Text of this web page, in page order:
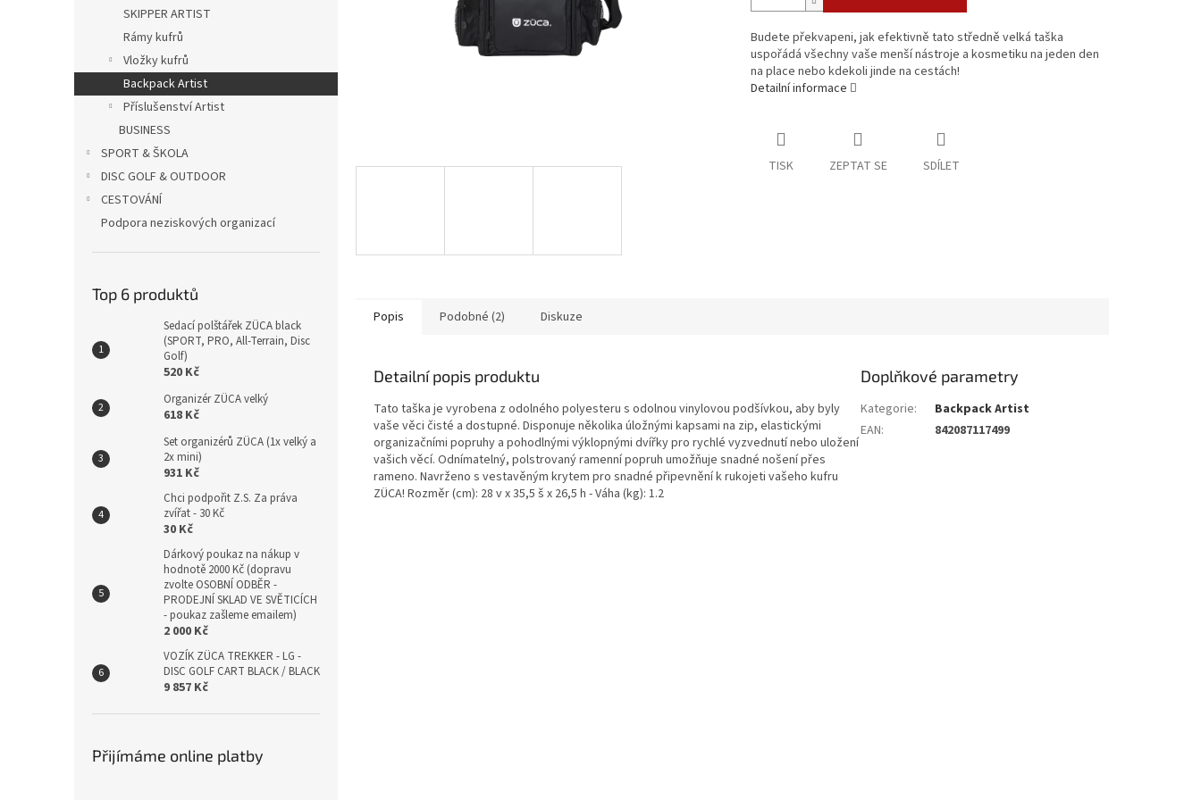
SKIPPER ARTIST
Rámy kufrů
Vložky kufrů
Backpack Artist
Příslušenství Artist
BUSINESS
SPORT & ŠKOLA
DISC GOLF & OUTDOOR
CESTOVÁNÍ
Podpora neziskových organizací
Top 6 produktů
Sedací polštářek ZÜCA black
(SPORT, PRO, All-Terrain, Disc
Golf)
520 Kč
Organizér ZÜCA velký
618 Kč
Set organizérů ZÜCA (1x velký a
2x mini)
931 Kč
Chci podpořit Z.S. Za práva
zvířat - 30 Kč
30 Kč
Dárkový poukaz na nákup v
hodnotě 2000 Kč (dopravu
zvolte OSOBNÍ ODBĚR -
PRODEJNÍ SKLAD VE SVĚTICÍCH
- poukaz zašleme emailem)
2 000 Kč
VOZÍK ZÜCA TREKKER - LG -
DISC GOLF CART BLACK / BLACK
9 857 Kč
Přijímáme online platby
Budete překvapeni, jak efektivně tato středně velká taška
uspořádá všechny vaše menší nástroje a kosmetiku na jeden den
na place nebo kdekoli jinde na cestách!
Detailní informace
TISK ZEPTAT SE SDÍLET
Popis Podobné (2) Diskuze
Detailní popis produktu
Tato taška je vyrobena z odolného polyesteru s odolnou vinylovou podšívkou, aby byly
vaše věci čisté a dostupné. Disponuje několika úložnými kapsami na zip, elastickými
organizačními popruhy a pohodlnými výklopnými dvířky pro rychlé vyzvednutí nebo uložení
vašich věcí. Odnímatelný, polstrovaný ramenní popruh umožňuje snadné nošení přes
rameno. Navrženo s vestavěným krytem pro snadné připevnění k rukojeti vašeho kufru
ZÜCA! Rozměr (cm): 28 v x 35,5 š x 26,5 h - Váha (kg): 1.2
Doplňkové parametry
Kategorie:
Backpack Artist
EAN: 842087117499